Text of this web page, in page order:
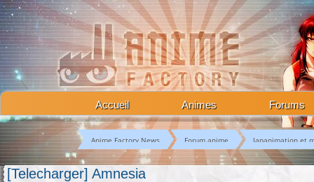
Accueil Animes Forums
Anime Factory News Forum anime Japanimation et
[Telecharger] Amnesia